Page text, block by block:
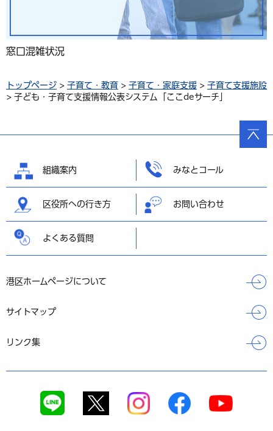
窓口混雑状況
トップページ > 子育て・教育 > 子育て・家庭支援 > 子育て支援施設
> 子ども・子育て支援情報公表システム「ここdeサーチ」
組織案内 みなとコール
区役所への行き方 お問い合わせ
よくある質問
港区ホームページについて
サイトマップ
リンク集
ページ
の先頭